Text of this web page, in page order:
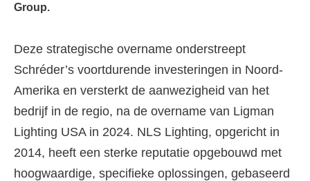
Group.
Deze strategische overname onderstreept
Schréder’s voortdurende investeringen in Noord-
Amerika en versterkt de aanwezigheid van het
bedrijf in de regio, na de overname van Ligman
Lighting USA in 2024. NLS Lighting, opgericht in
2014, heeft een sterke reputatie opgebouwd met
hoogwaardige, specifieke oplossingen, gebaseerd